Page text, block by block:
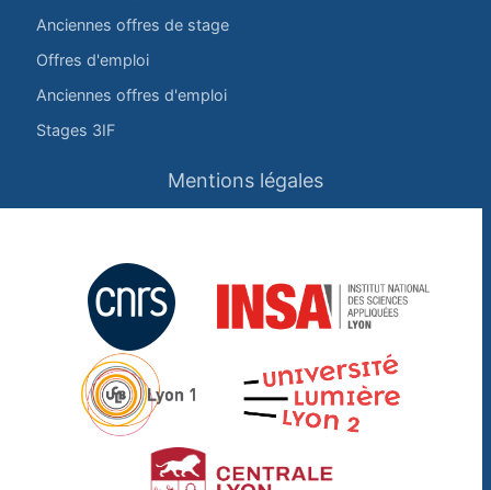
Anciennes offres de stage
Offres d'emploi
Anciennes offres d'emploi
Stages 3IF
Mentions légales